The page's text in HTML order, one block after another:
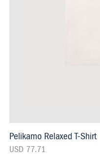
Pelikamo Relaxed T-Shirt
USD 77.71